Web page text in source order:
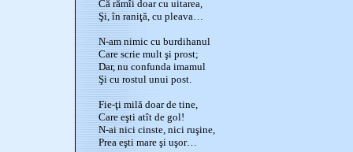
Că rămîi doar cu uitarea,
Şi, în raniţă, cu pleava…
N-am nimic cu burdihanul
Care scrie mult şi prost;
Dar, nu confunda imamul
Şi cu rostul unui post.
Fie-ţi milă doar de tine,
Care eşti atît de gol!
N-ai nici cinste, nici ruşine,
Prea eşti mare şi uşor…